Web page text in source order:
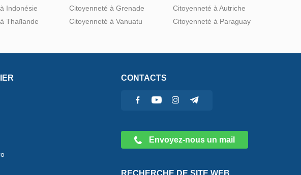
Indonésie
Thaïlande
Citoyenneté à Grenade
Citoyenneté à Vanuatu
Citoyenneté à Autriche
Citoyenneté à Paraguay
CONTACTS
Envoyez-nous un mail